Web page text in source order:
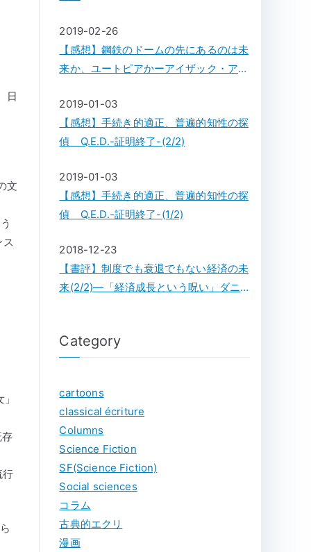
日
文
行
2019-02-26
【感想】鋼鉄のドームの先にあるのは未
来か、ユートピアかーアイザック・アシ
2019-01-03
【感想】手続き的適正、普遍的知性の探
偵 Q.E.D.-証明終了-(2/2)
2019-01-03
【感想】手続き的適正、普遍的知性の探
偵 Q.E.D.-証明終了-(1/2)
2018-12-23
【書評】制度でも衰退でもない経済の未
来(2/2)―「経済成長という呪い」ダニ
Category
cartoons
classical écriture
Columns
Science Fiction
SF(Science Fiction)
Social sciences
コラム
古典的エクリ
漫画